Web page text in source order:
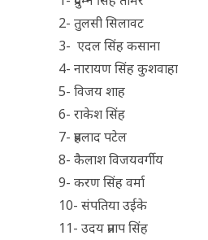
2- तुलसी सिलावट
3- एदल सिंह कसाना
4- नारायण सिंह कुशवाहा
5- विजय शाह
6- राकेश सिंह
7- प्रहलाद पटेल
8- कैलाश विजयवर्गीय
9- करण सिंह वर्मा
10- संपतिया उईके
11- उदय प्रताप सिंह